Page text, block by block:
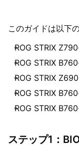
このガイドは以下
ROG STRIX
ROG STRIX
ROG STRIX
ROG STRIX
ROG STRIX
ステップ1：